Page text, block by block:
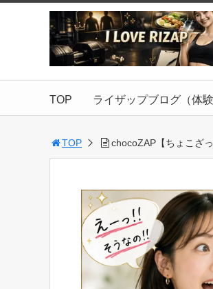
TOP ライザップブログ（体験
TOP chocoZAP【ちょこざ